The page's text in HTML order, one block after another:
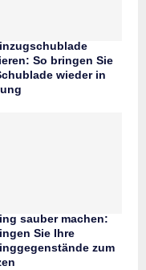
So bringen Sie
wieder in
sauber machen:
Sie Ihre
zum